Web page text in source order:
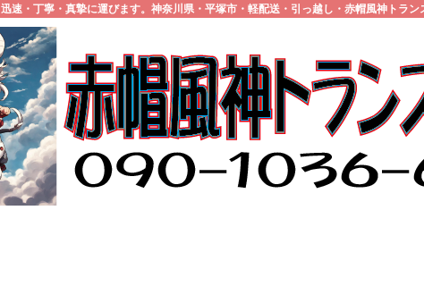
迅速・丁寧・真摯に運びます。神奈川県・平塚市・軽配送・引っ越し・赤帽風神トラン